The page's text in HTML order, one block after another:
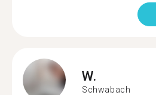
W.
Schwabach